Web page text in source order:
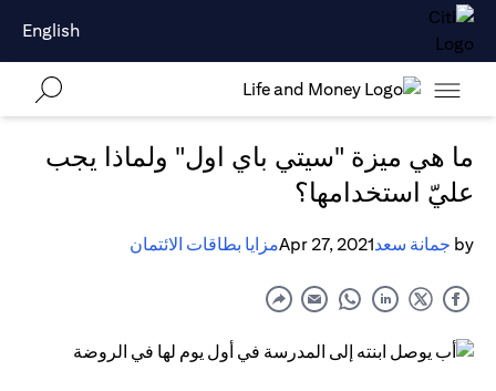
English
ما هي ميزة "سيتي باي اول" ولماذا يجب
عليّ استخدامها؟
by جمانة سعدApr 27, 2021مزايا بطاقات الائتمان